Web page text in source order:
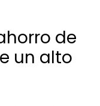
de
un alto